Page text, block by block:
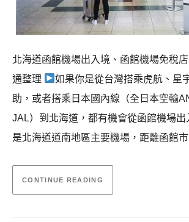
北海道函館機場出入境、函館機場免稅
通整理
如果你是從台灣搭乘虎航、星
助，或者搭乘日本國內線（全日本空輸
JAL）到北海道，都有機會從函館機場出
是北海道道南地區主要機場，距離函館
CONTINUE READING